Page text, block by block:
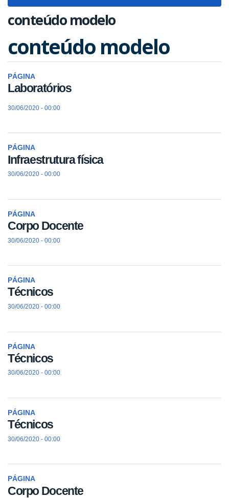
conteúdo modelo
conteúdo modelo
PÁGINA
Laboratórios
30/06/2020 - 00:00
PÁGINA
Infraestrutura física
30/06/2020 - 00:00
PÁGINA
Corpo Docente
30/06/2020 - 00:00
PÁGINA
Técnicos
30/06/2020 - 00:00
PÁGINA
Técnicos
30/06/2020 - 00:00
PÁGINA
Técnicos
30/06/2020 - 00:00
PÁGINA
Corpo Docente